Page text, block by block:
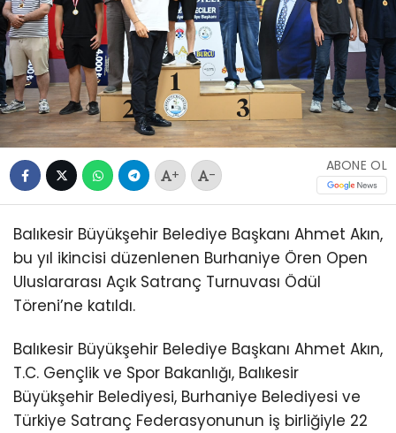
+ -
ABONE OL
Balıkesir Büyükşehir Belediye Başkanı Ahmet Akın,
bu yıl ikincisi düzenlenen Burhaniye Ören Open
Uluslararası Açık Satranç Turnuvası Ödül
Töreni’ne katıldı.
Balıkesir Büyükşehir Belediye Başkanı Ahmet Akın,
T.C. Gençlik ve Spor Bakanlığı, Balıkesir
Büyükşehir Belediyesi, Burhaniye Belediyesi ve
Türkiye Satranç Federasyonunun iş birliğiyle 22